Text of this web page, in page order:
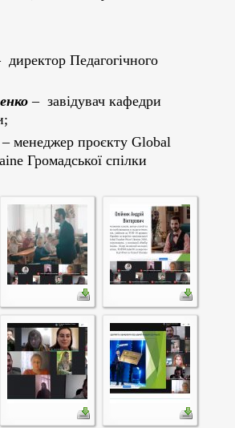
директор Педагогічного
– завідувач кафедри
менеджер проєкту Global
Громадської спілки